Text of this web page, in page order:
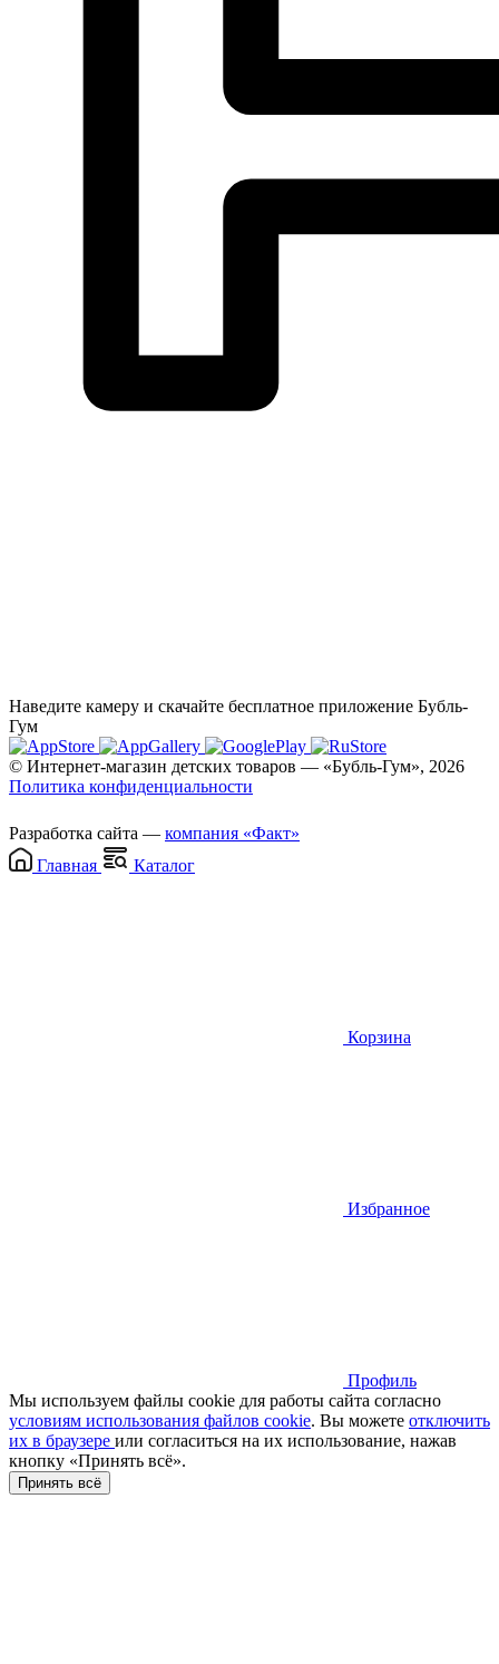
Наведите камеру и скачайте бесплатное приложение Бубль-
Гум
© Интернет-магазин детских товаров — «Бубль-Гум», 2026
Политика конфиденциальности
Разработка сайта — компания «Факт»
Главная
Каталог
Корзина
Избранное
Профиль
Мы используем файлы cookie для работы сайта согласно
условиям использования файлов cookie. Вы можете отключить
их в браузере или cогласиться на их использование, нажав
кнопку «Принять всё».
Принять всё